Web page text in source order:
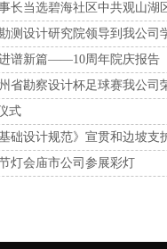
长当选碧海社区中共观山湖
测设计研究院领导到我公司
谱新篇——10周年院庆报告
省勘察设计杯足球赛我公司
式
础设计规范》宣贯和边坡支
灯会庙市公司参展彩灯